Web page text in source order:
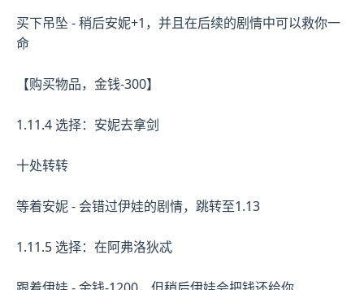
买下吊坠 - 稍后安妮+1，并且在后续的剧情中可以救你一
命
【购买物品，金钱-300】
1.11.4 选择：安妮去拿剑
十处转转
等着安妮 - 会错过伊娃的剧情，跳转至1.13
1.11.5 选择：在阿弗洛狄忒